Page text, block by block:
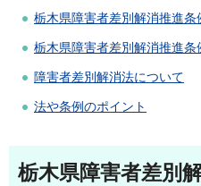
栃木県障害者差別解消推進条
栃木県障害者差別解消推進条
障害者差別解消法について
法や条例のポイント
栃木県障害者差別